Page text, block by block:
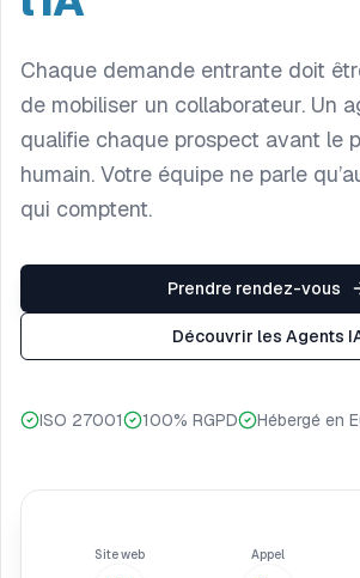
Chaque demande entrante doit
de mobiliser un collaborateur. Un
qualifie chaque prospect avant le
humain. Votre équipe ne parle
qui comptent.
Prendre rendez-vous
Découvrir les Agents
ISO 27001 100% RGPD Hébergé en
Site web Appel